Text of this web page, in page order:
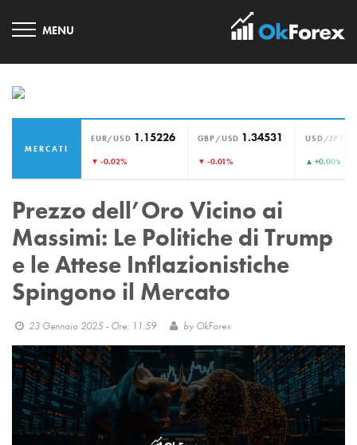
MERCATI
EUR/USD 1.15226
▼ -0.02%
GBP/USD 1.34531
▼ -0.01%
USD/JPY
▲ +0.00%›
Prezzo dell’Oro Vicino ai
Massimi: Le Politiche di Trump
e le Attese Inflazionistiche
Spingono il Mercato
23 Gennaio 2025 - Ore: 11:59 by OkForex